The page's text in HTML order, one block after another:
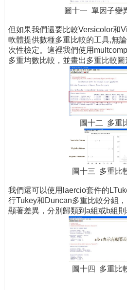
圖十一 單因子變
但如果我們還要比較Versicolor和
軟體提供數種多重比較的工具,無
次性檢定。這裡我們使用
多重均數比較，並畫出多重比較圖
圖十二 多重
圖十三 多重比
我們還可以使用laercio套件的
行Tukey和Duncan多重比較分組
顯著差異，分別歸類到a組或b組則
圖十四 多重比